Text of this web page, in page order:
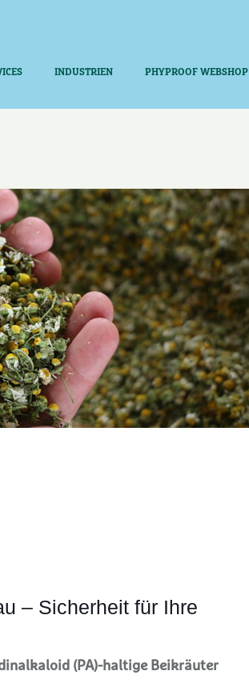
INDUSTRIEN PHYPROOF WEBSHOP
– Sicherheit für Ihre
(PA)-haltige Beikräuter